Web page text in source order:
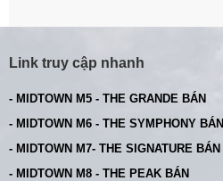
Link truy cập nhanh
- MIDTOWN M5 - THE GRANDE BÁN
- MIDTOWN M6 - THE SYMPHONY BÁN
- MIDTOWN M7- THE SIGNATURE BÁN
- MIDTOWN M8 - THE PEAK BÁN